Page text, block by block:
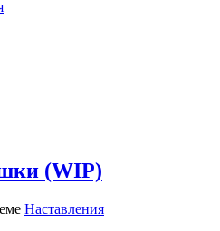
(WIP)
Наставления